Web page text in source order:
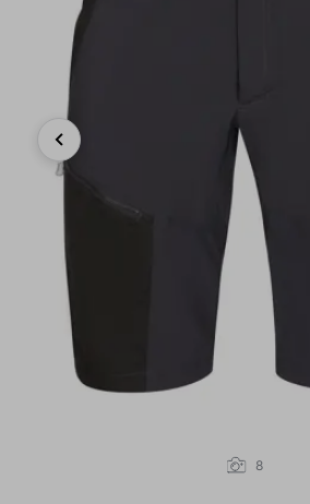
Previous
8